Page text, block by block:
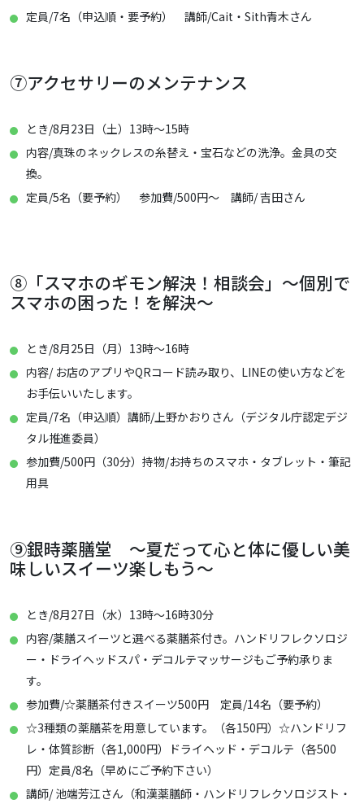
定員/7名（申込順・要予約） 講師/Cait・Sith青木さん
⑦アクセサリーのメンテナンス
とき/8月23日（土）13時～15時
内容/真珠のネックレスの糸替え・宝石などの洗浄。金具の交
換。
定員/5名（要予約） 参加費/500円～ 講師/ 吉田さん
⑧「スマホのギモン解決！相談会」～個別で
スマホの困った！を解決～
とき/8月25日（月）13時～16時
内容/ お店のアプリやQRコード読み取り、LINEの使い方などを
お手伝いいたします。
定員/7名（申込順）講師/上野かおりさん（デジタル庁認定デジ
タル推進委員）
参加費/500円（30分）持物/お持ちのスマホ・タブレット・筆記
用具
⑨銀時薬膳堂 ～夏だって心と体に優しい美
味しいスイーツ楽しもう～
とき/8月27日（水）13時～16時30分
内容/薬膳スイーツと選べる薬膳茶付き。ハンドリフレクソロジ
ー・ドライヘッドスパ・デコルテマッサージもご予約承りま
す。
参加費/☆薬膳茶付きスイーツ500円 定員/14名（要予約）
☆3種類の薬膳茶を用意しています。（各150円）☆ハンドリフ
レ・体質診断（各1,000円）ドライヘッド・デコルテ（各500
円）定員/8名（早めにご予約下さい）
講師/ 池端芳江さん（和漢薬膳師・ハンドリフレクソロジスト・